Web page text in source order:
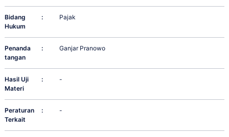
Bidang
Hukum
: Pajak
Penanda
tangan
: Ganjar Pranowo
Hasil Uji
Materi
: -
Peraturan
Terkait
: -